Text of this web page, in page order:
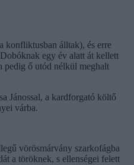
konfliktusban álltak), és erre
egy év alatt át kellett
pedig ő utód nélkül meghalt
Jánossal, a kardforgató költő
várba.
vörösmárvány szarkofágba
a töröknek, s ellenségei felett